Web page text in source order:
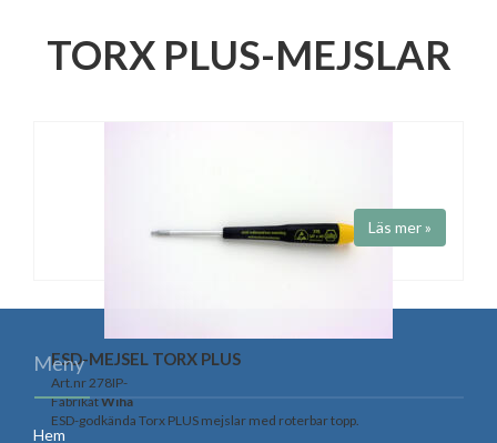
TORX PLUS-MEJSLAR
ESD-MEJSEL TORX PLUS
Art.nr 278IP-
FabrikatWiha
ESD-godkända Torx PLUS mejslar med roterbar topp.
Läs mer »
Meny
Hem